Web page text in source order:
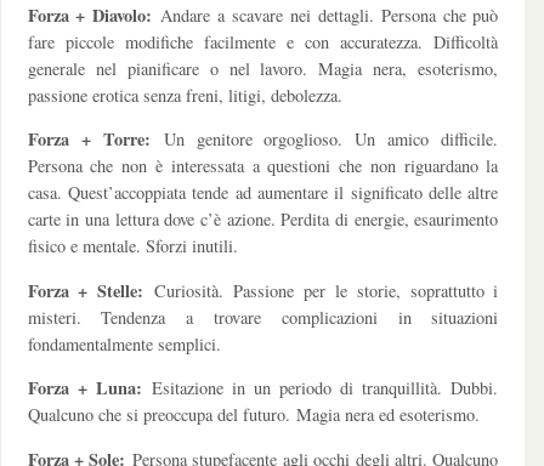
Forza + Diavolo:Andare a scavare nei dettagli. Persona che può
fare piccole modifiche facilmente e con accuratezza. Difficoltà
generale nel pianificare o nel lavoro. Magia nera, esoterismo,
passione erotica senza freni, litigi, debolezza.
Forza + Torre: Un genitore orgoglioso. Un amico difficile.
Persona che non è interessata a questioni che non riguardano la
casa. Quest’accoppiata tende ad aumentare il significato delle altre
carte in una lettura dove c’è azione. Perdita di energie, esaurimento
fisico e mentale. Sforzi inutili.
Forza + Stelle:Curiosità. Passione per le storie, soprattutto i
misteri. Tendenza a trovare complicazioni in situazioni
fondamentalmente semplici.
Forza + Luna: Esitazione in un periodo di tranquillità. Dubbi.
Qualcuno che si preoccupa del futuro. Magia nera ed esoterismo.
Forza + Sole: Persona stupefacente agli occhi degli altri. Qualcuno